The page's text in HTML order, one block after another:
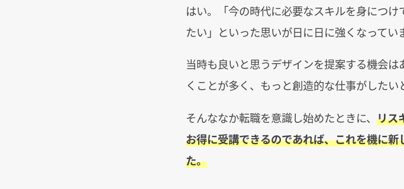
はい。「今の時代に必要なスキルを身につ
たい」といった思いが日に日に強くなってい
当時も良いと思うデザインを提案する機会
くことが多く、もっと創造的な仕事がしたい
そんななか転職を意識し始めたときに、 リス
お得に受講できるのであれば、これを機に
た。